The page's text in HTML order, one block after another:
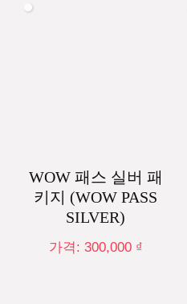
WOW 패스 실버 패
키지 (WOW PASS
SILVER)
가격: 300,000 ₫